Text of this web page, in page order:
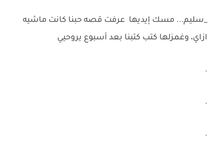
_سليم... مسك إيديها عرفت قصه حبنا كانت ماشيه
ازاي، وغمزلها كتب كتبنا بعد أسبوع يروحيي
.
.
.